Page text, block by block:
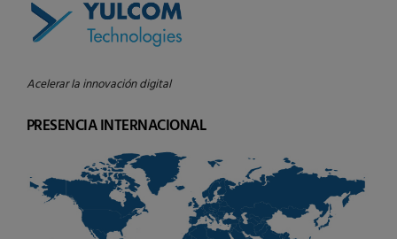
Acelerar la innovación digital
PRESENCIA INTERNACIONAL